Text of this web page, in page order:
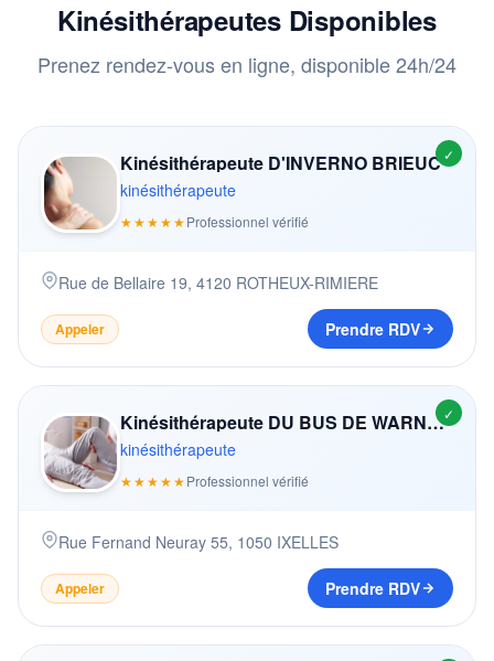
Kinésithérapeutes Disponibles
Prenez rendez-vous en ligne, disponible 24h/24
✓
Kinésithérapeute D'INVERNO BRIEUC
kinésithérapeute
★★★★★Professionnel vérifié
Rue de Bellaire 19, 4120 ROTHEUX-RIMIERE
Appeler Prendre RDV
✓
Kinésithérapeute DU BUS DE WARNAFFE OLIVIER
kinésithérapeute
★★★★★Professionnel vérifié
Rue Fernand Neuray 55, 1050 IXELLES
Appeler Prendre RDV